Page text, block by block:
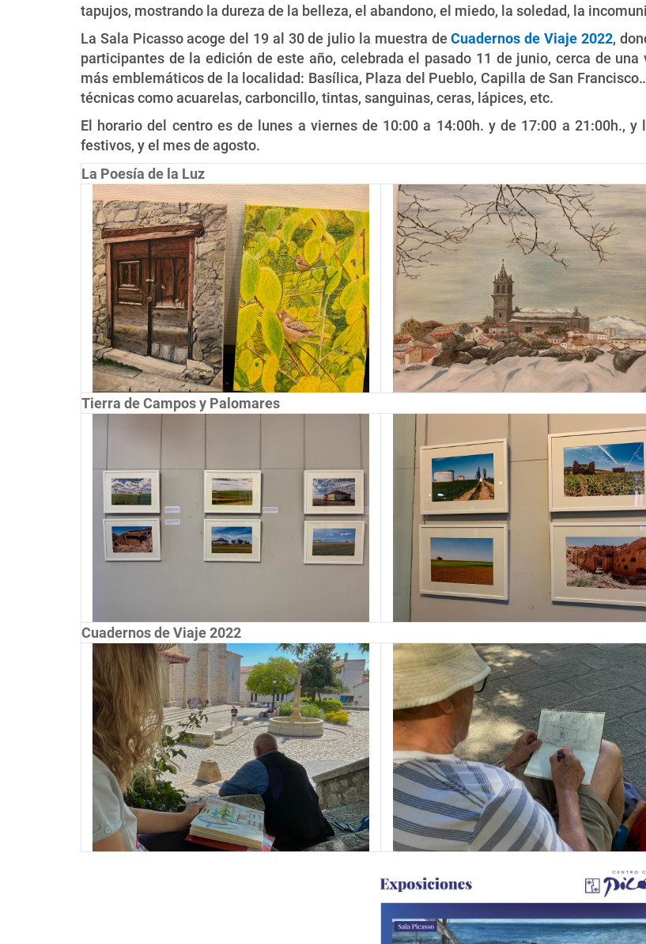
tapujos, mostrando la dureza de la belleza, el abandono, el miedo, la soledad, la
La Sala Picasso acoge del 19 al 30 de julio la muestra deCuadernos de Viaje 2022,
participantes de la edición de este año, celebrada el pasado 11 de junio, cerca de
más emblemáticos de la localidad: Basílica, Plaza del Pueblo, Capilla de San
técnicas como acuarelas, carboncillo, tintas, sanguinas, ceras, lápices, etc.
El horario del centro es de lunes a viernes de 10:00 a 14:00h. y de 17:00 a 21:00h.,
festivos, y el mes de agosto.
La Poesía de la Luz
Tierra de Campos y Palomares
Cuadernos de Viaje 2022